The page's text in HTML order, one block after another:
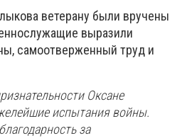
ветерану были вручены
выразили
самоотверженный труд и
Оксане
испытания войны.
за